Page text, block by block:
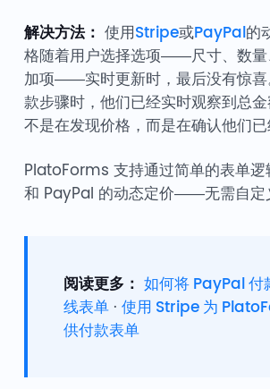
解决方法： 使用Stripe或PayPal的
格随着用户选择选项——尺寸、数量
加项——实时更新时，最后没有惊喜
款步骤时，他们已经实时观察到总
不是在发现价格，而是在确认他们已
PlatoForms 支持通过简单的表单
和 PayPal 的动态定价——无需自定
阅读更多： 如何将 PayPal 付
线表单· 使用 Stripe 为
供付款表单